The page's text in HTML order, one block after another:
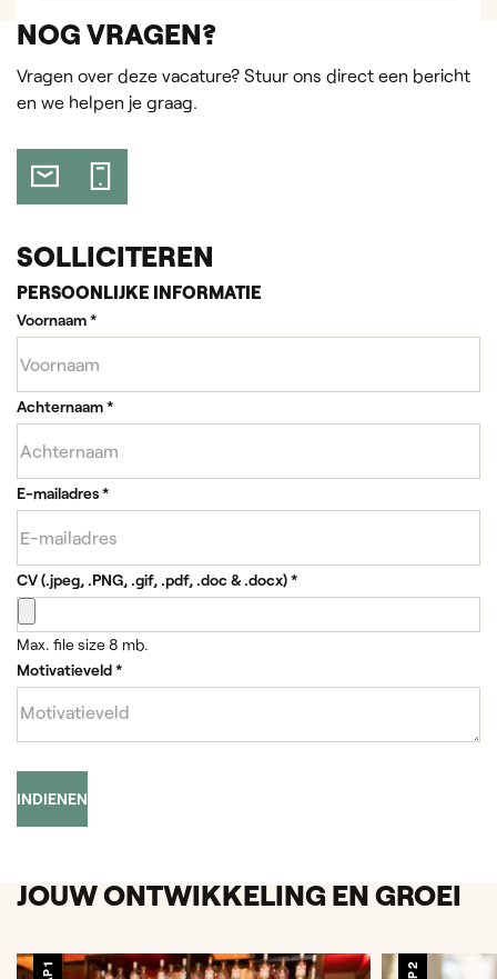
NOG VRAGEN?
Vragen over deze vacature? Stuur ons direct een bericht
en we helpen je graag.
SOLLICITEREN
PERSOONLIJKE INFORMATIE
Voornaam*
Achternaam*
E-mailadres*
CV (.jpeg, .PNG, .gif, .pdf, .doc & .docx)*
Max. file size 8 mb.
Motivatieveld*
INDIENEN
JOUW ONTWIKKELING EN GROEI